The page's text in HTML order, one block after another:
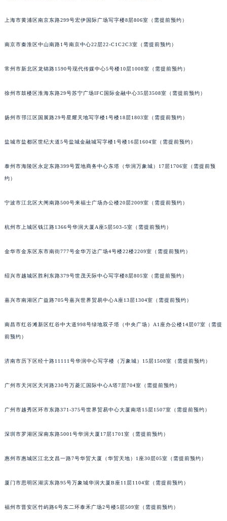
上海市黄浦区南京东路299号宏伊国际广场写字楼8层806室（需提前预约）
南京市秦淮区中山南路1号南京中心22层22-C1C2C3室（需提前预约）
常州市新北区龙锦路1590号现代传媒中心5号楼10层1008室（需提前预约）
徐州市鼓楼区淮海东路29号苏宁广场IFC国际金融中心35层3508室（需提前预约）
扬州市邗江区国展路29号星耀天地写字楼1号楼18层1803室（需提前预约）
盐城市盐都区世纪大道5号盐城金融城写字楼1号楼16层1604室（需提前预约）
泰州市海陵区永定东路399号置地商务中心东塔（华润万象城）17层1706室（需提前预
约）
宁波市江北区大闸南路500号来福士广场办公楼20层2009室（需提前预约）
杭州市上城区钱江路1366号华润大厦A座5层503-5室（需提前预约）
金华市金东区东市南街777号金华万达广场4号楼22楼2209室（需提前预约）
绍兴市越城区胜利东路379号世茂天际中心写字楼8层805室（需提前预约）
嘉兴市南湖区广益路705号嘉兴世界贸易中心A座13层1304室（需提前预约）
南昌市红谷滩新区红谷中大道998号绿地双子塔（中央广场）A1座办公楼14层07室（需提
前预约）
济南市历下区经十路11111号华润中心写字楼（万象城）15层1508室（需提前预约）
广州市天河区天河路230号万菱汇国际中心A塔7层704室（需提前预约）
广州市越秀区环市东路371-375号世界贸易中心大厦南塔15层1507室（需提前预约）
深圳市罗湖区深南东路5001号华润大厦17层1701室（需提前预约）
惠州市惠城区江北文昌一路7号华贸大厦（华贸天地）1座30层05室（需提前预约）
厦门市思明区湖滨东路95号万象城华润大厦B座11层1104室（需提前预约）
福州市晋安区竹屿路6号东二环泰禾广场2号楼5层509室（需提前预约）